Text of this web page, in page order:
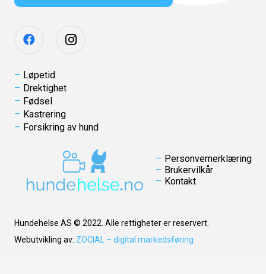
Løpetid
Drektighet
Fødsel
Kastrering
Forsikring av hund
Personvernerklæring
Brukervilkår
Kontakt
Hundehelse AS © 2022. Alle rettigheter er reservert.
Webutvikling av: ZOCIAL – digital markedsføring